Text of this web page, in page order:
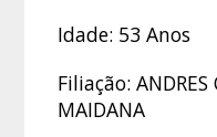
Idade: 53 Anos
Filiação:
MAIDANA